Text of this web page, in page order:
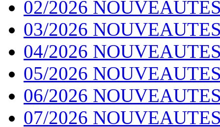
02/2026
03/2026
04/2026
05/2026
06/2026
07/2026